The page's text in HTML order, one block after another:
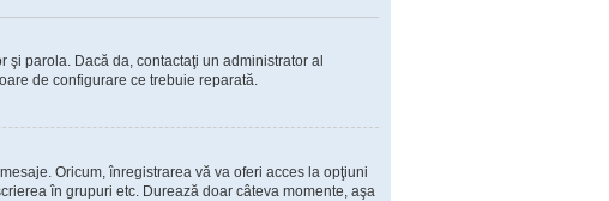
parola. Dacă da, contactaţi un administrator al
de configurare ce trebuie reparată.
Oricum, înregistrarea vă va oferi acces la opţiuni
în grupuri etc. Durează doar câteva momente, aşa